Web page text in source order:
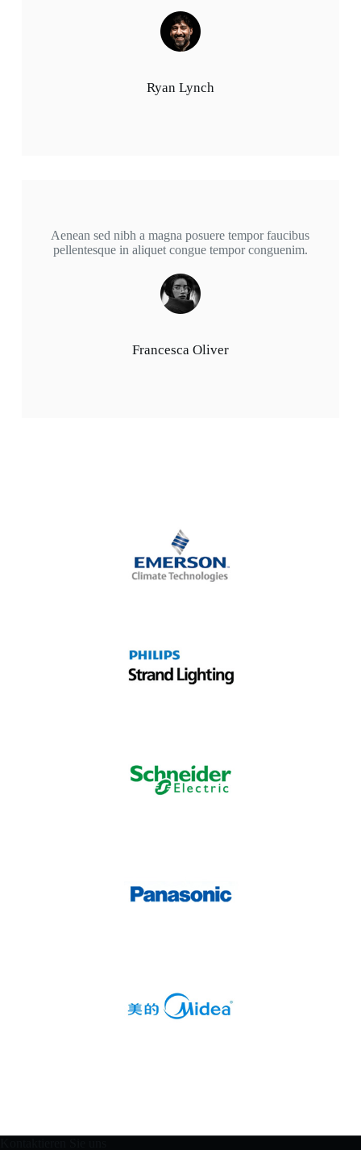
Ryan Lynch
Aenean sed nibh a magna posuere tempor faucibus
pellentesque in aliquet congue tempor conguenim.
Francesca Oliver